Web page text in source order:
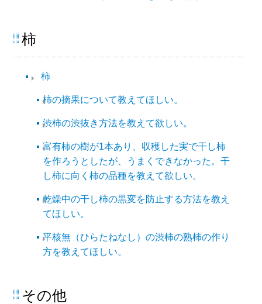
柿​
柿​
柿の摘果について教えてほしい。
渋柿の渋抜き方法を教えて欲しい。
富有柿の樹が1本あり、収穫した実で干し柿
を作ろうとしたが、うまくできなかった。干
し柿に向く柿の品種を教えて欲しい。
乾燥中の干し柿の黒変を防止する方法を教え
てほしい。
平核無（ひらたねなし）の渋柿の熟柿の作り
方を教えてほしい。
その他